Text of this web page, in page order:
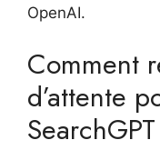
OpenAI.
Comment
d’attente
SearchGPT